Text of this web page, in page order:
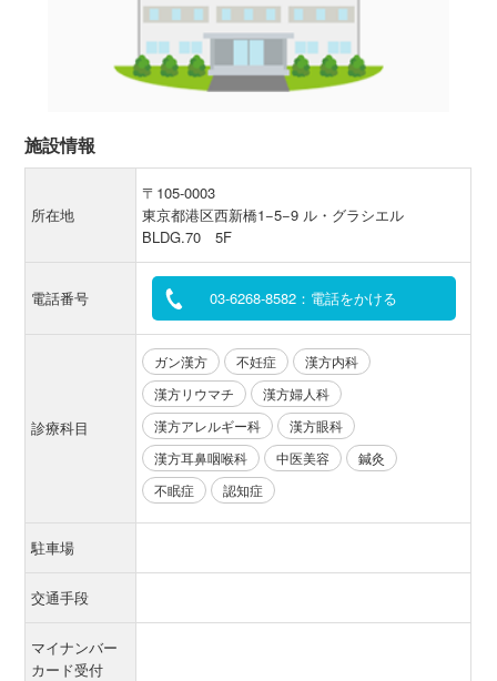
施設情報
所在地
〒105-0003
東京都港区西新橋1−5−9 ル・グラシエル
BLDG.70 5F
電話番号 03-6268-8582：電話をかける
診療科目
ガン漢方 不妊症
漢方内科
漢方リウマチ
漢方婦人科
漢方アレルギー科
漢方眼科
漢方耳鼻咽喉科
中医美容
鍼灸
不眠症
認知症
駐車場
交通手段
マイナンバー
カード受付